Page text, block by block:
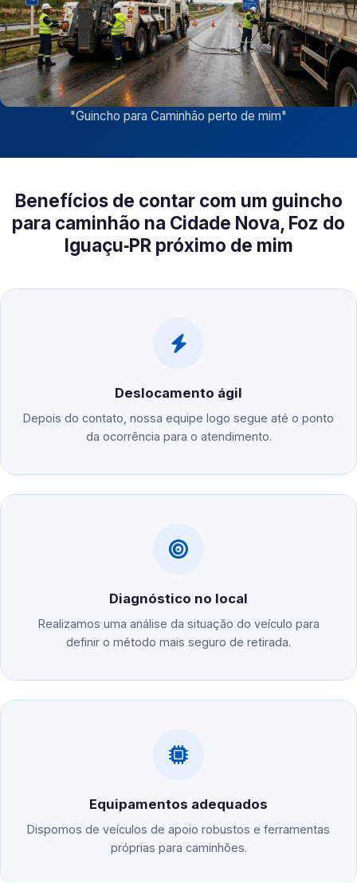
"Guincho para Caminhão perto de mim"
Benefícios de contar com um guincho
para caminhão na Cidade Nova, Foz do
Iguaçu‑PR próximo de mim
Deslocamento ágil
Depois do contato, nossa equipe logo segue até o ponto
da ocorrência para o atendimento.
Diagnóstico no local
Realizamos uma análise da situação do veículo para
definir o método mais seguro de retirada.
Equipamentos adequados
Dispomos de veículos de apoio robustos e ferramentas
próprias para caminhões.